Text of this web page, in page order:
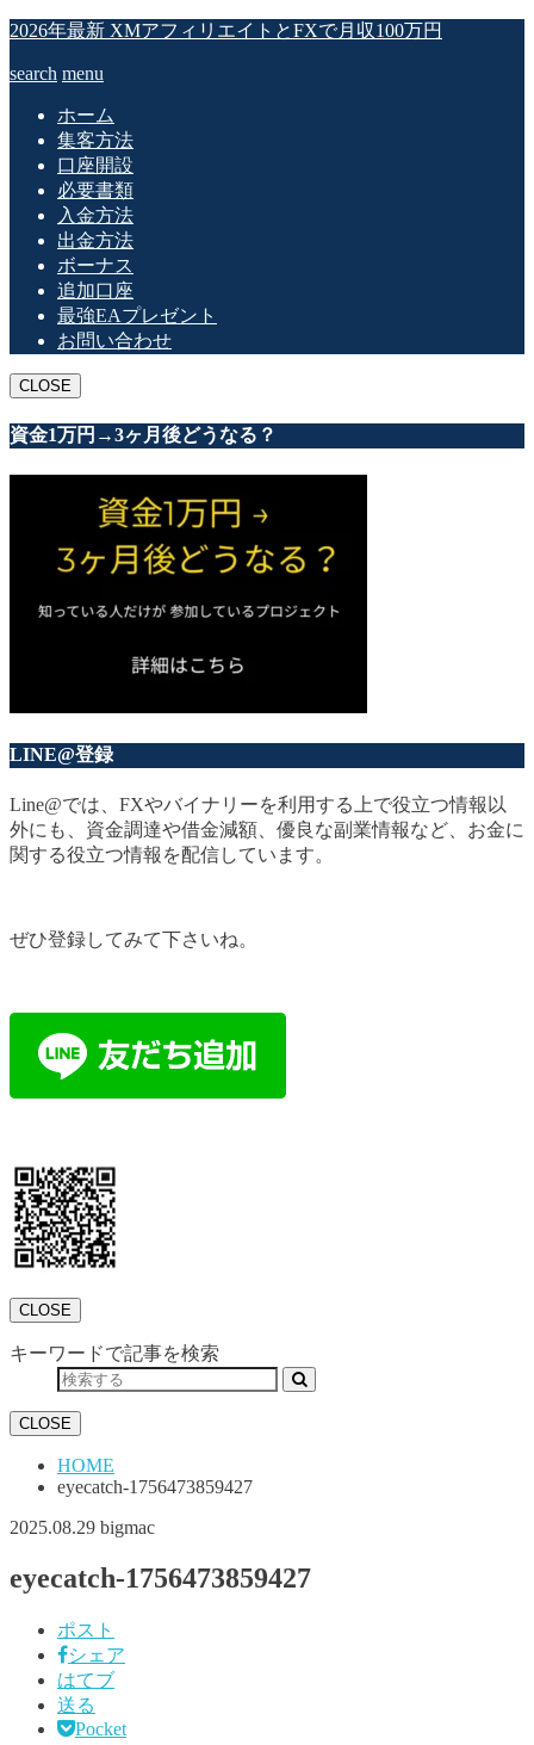
2026年最新 XMアフィリエイトとFXで月収100万円
search menu
ホーム
集客方法
口座開設
必要書類
入金方法
出金方法
ボーナス
追加口座
最強EAプレゼント
お問い合わせ
CLOSE
資金1万円→3ヶ月後どうなる？
LINE@登録
Line@では、FXやバイナリーを利用する上で役立つ情報以
外にも、資金調達や借金減額、優良な副業情報など、お金に
関する役立つ情報を配信しています。
ぜひ登録してみて下さいね。
CLOSE
キーワードで記事を検索
CLOSE
HOME
eyecatch-1756473859427
2025.08.29 bigmac
eyecatch-1756473859427
ポスト
シェア
はてブ
送る
Pocket